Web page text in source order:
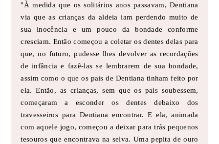
"À medida que os solitários anos passavam, Dentiana
via que as crianças da aldeia iam perdendo muito de
sua inocência e um pouco da bondade conforme
cresciam. Então começou a coletar os dentes delas para
que, no futuro, pudesse lhes devolver as recordações
de infância e fazê-las se lembrarem de sua bondade,
assim como o que os pais de Dentiana tinham feito por
ela. Então, as crianças, sem que os pais soubessem,
começaram a esconder os dentes debaixo dos
travesseiros para Dentiana encontrar. E ela, animada
com aquele jogo, começou a deixar para trás pequenos
tesouros que encontrava na selva. Uma pepita de ouro